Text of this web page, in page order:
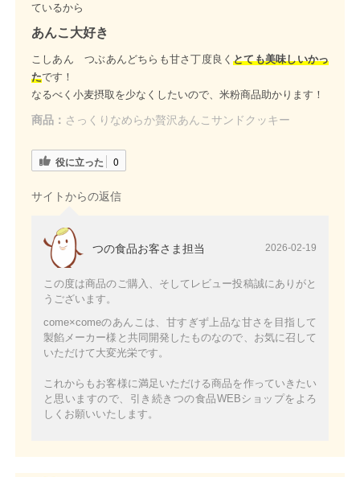
ているから
あんこ大好き
こしあん つぶあんどちらも甘さ丁度良くとても美味しいかっ
たです！
なるべく小麦摂取を少なくしたいので、米粉商品助かります！
商品： さっくりなめらか贅沢あんこサンドクッキー
役に立った 0
サイトからの返信
つの食品お客さま担当 2026-02-19
この度は商品のご購入、そしてレビュー投稿誠にありがと
うございます。
come×comeのあんこは、甘すぎず上品な甘さを目指して
製餡メーカー様と共同開発したものなので、お気に召して
いただけて大変光栄です。
これからもお客様に満足いただける商品を作っていきたい
と思いますので、引き続きつの食品WEBショップをよろ
しくお願いいたします。